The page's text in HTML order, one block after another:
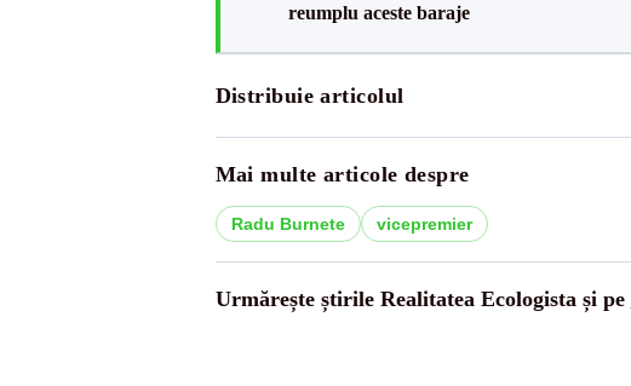
reumplu aceste baraje
Distribuie articolul
Mai multe articole despre
Radu Burnete vicepremier
Urmărește știrile Realitatea Ecologista și pe